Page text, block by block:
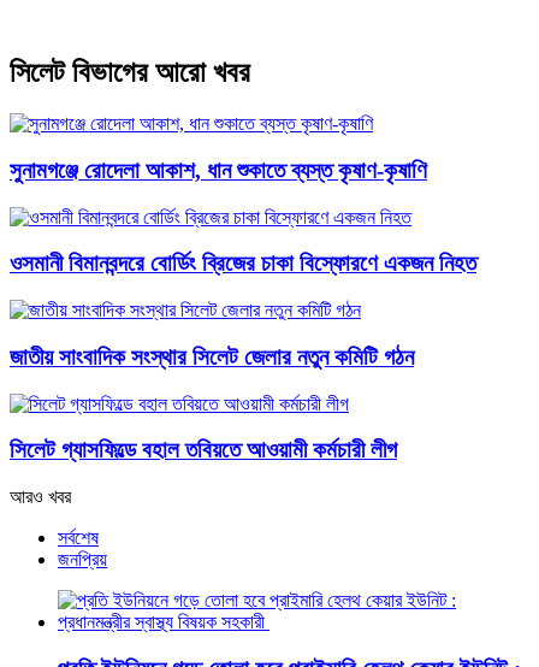
সিলেট বিভাগের আরো খবর
সুনামগঞ্জে রোদেলা আকাশ, ধান শুকাতে ব্যস্ত কৃষাণ-কৃষাণি
ওসমানী বিমানবন্দরে বোর্ডিং ব্রিজের চাকা বিস্ফোরণে একজন নিহত
জাতীয় সাংবাদিক সংস্থার সিলেট জেলার নতুন কমিটি গঠন
সিলেট গ্যাসফিল্ডে বহাল তবিয়তে আওয়ামী কর্মচারী লীগ
আরও খবর
সর্বশেষ
জনপ্রিয়